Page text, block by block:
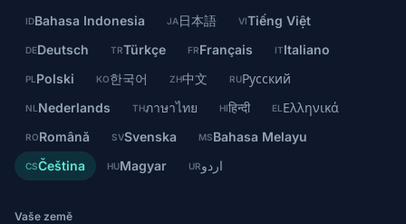
IDBahasa Indonesia JA日本語 VITiếng Việt
DEDeutsch TRTürkçe FRFrançais ITItaliano
PL Polski KO한국어 ZH中文 RUРусский
NL Nederlands THภาษาไทย HIहिन्दी EL Ελληνικά
RORomână SVSvenska MSBahasa Melayu
CSČeština HUMagyar URاردو
Vaše země